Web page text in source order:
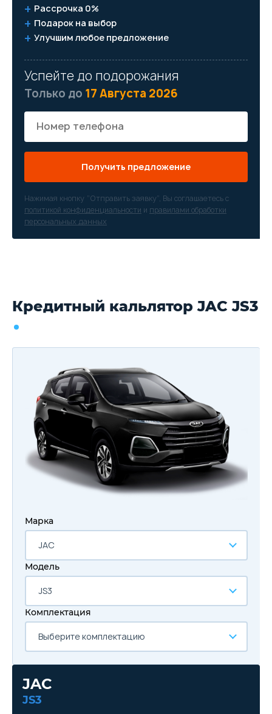
Рассрочка 0%
Подарок на выбор
Улучшим любое предложение
Успейте до подорожания
Только до 17 Августа 2026
Получить предложение
Нажимая кнопку “Отправить заявку”, Вы соглашаетесь с
политикой конфиденциальности и правилами обработки
персональных данных
Кредитный кальлятор JAC JS3
Марка
JAC
Модель
JS3
Комплектация
Выберите комплектацию
JAC
JS3